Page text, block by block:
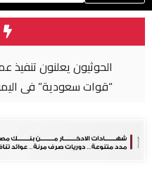
الحوثيون يعلنون تنفيذ
“قوات سعودية” في اليمن